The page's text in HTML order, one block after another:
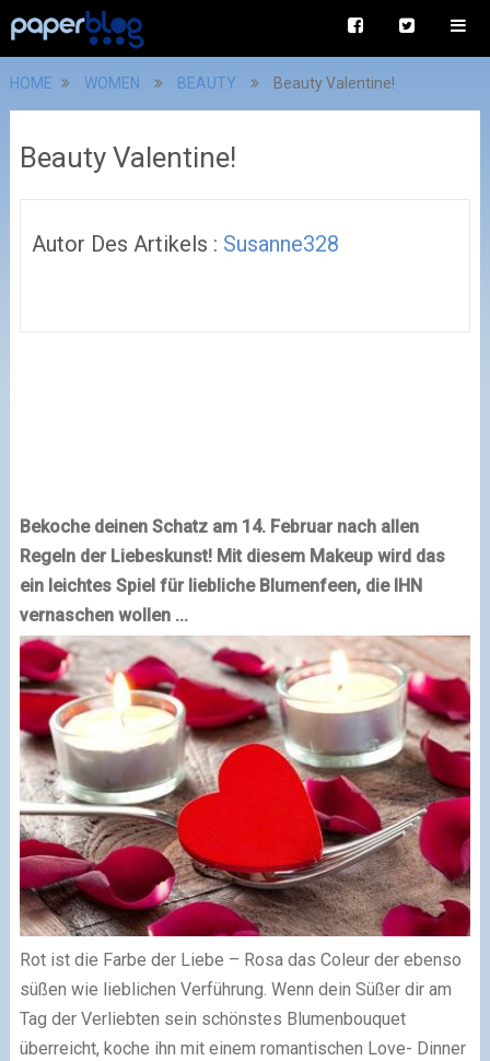
HOME WOMEN BEAUTY Beauty Valentine!
Beauty Valentine!
Autor Des Artikels : Susanne328
Bekoche deinen Schatz am 14. Februar nach allen
Regeln der Liebeskunst! Mit diesem Makeup wird das
ein leichtes Spiel für liebliche Blumenfeen, die IHN
vernaschen wollen ...
Rot ist die Farbe der Liebe – Rosa das Coleur der ebenso
süßen wie lieblichen Verführung. Wenn dein Süßer dir am
Tag der Verliebten sein schönstes Blumenbouquet
überreicht, koche ihn mit einem romantischen Love- Dinner